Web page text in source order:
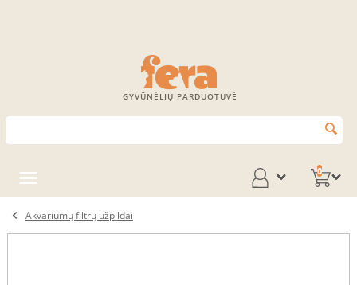
GYVŪNĖLIŲ PARDUOTUVĖ
0
Akvariumų filtrų užpildai